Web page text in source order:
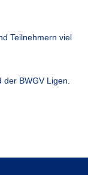
Teilnehmern viel
BWGV Ligen.